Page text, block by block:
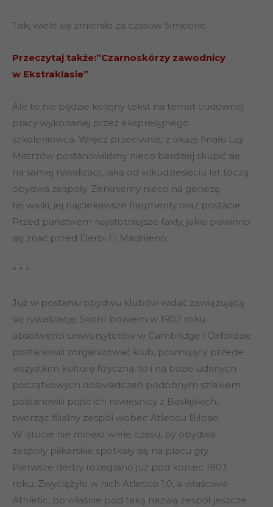
Tak, wiele się zmieniło za czasów Simeone.
Przeczytaj także:”Czarnoskórzy zawodnicy
w Ekstraklasie”
Ale to nie będzie kolejny tekst na temat cudownej
pracy wykonanej przez ekspresyjnego
szkoleniowca. Wręcz przeciwnie, z okazji finału Ligi
Mistrzów postanowiliśmy nieco bardziej skupić się
na samej rywalizacji, jaką od kilkudziesięciu lat toczą
obydwa zespoły. Zerkniemy nieco na genezę
tej walki, jej najciekawsze fragmenty oraz postacie.
Przed państwem najistotniejsze fakty, jakie powinno
się znać przed Derbi El Madrileno.
* * *
Już w postaniu obydwu klubów widać zawiązującą
się rywalizację. Skoro bowiem w 1902 roku
absolwenci uniwersytetów w Cambridge i Oxfordzie
postanowili zorganizować klub, promujący przede
wszystkim kulturę fizyczną, to i na bazie udanych
początkowych doświadczeń podobnym szlakiem
postanowili pójść ich rówieśnicy z Baskijskich,
tworząc filialny zespół wobec Atleticu Bilbao.
W istocie nie minęło wiele czasu, by obydwa
zespoły piłkarskie spotkały się na placu gry.
Pierwsze derby rozegrano już pod koniec 1903
roku. Zwyciężyło w nich Atletico 1:0, a właściwie
Athletic, bo właśnie pod taką nazwą zespół jeszcze